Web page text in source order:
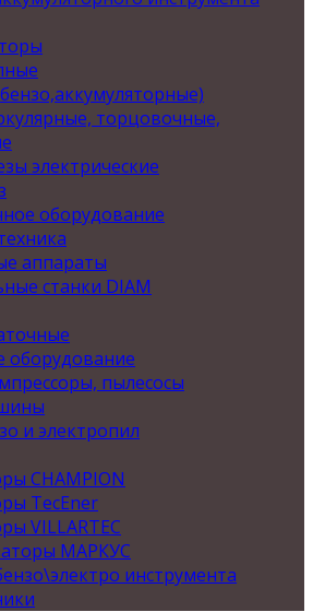
торцовочные,
электрические
оборудование
аппараты
станки DIAM
оборудование
пылесосы
и электропил
CHAMPION
TecEner
VILLARTEC
МАРКУС
инструмента